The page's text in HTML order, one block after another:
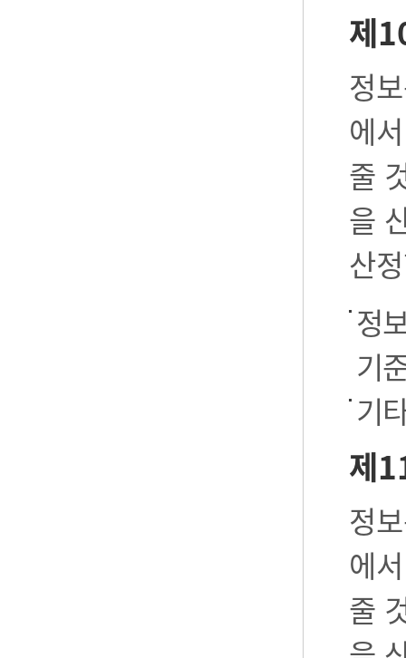
제
정
에
줄
을
산
정
기
기
제
정
에
줄